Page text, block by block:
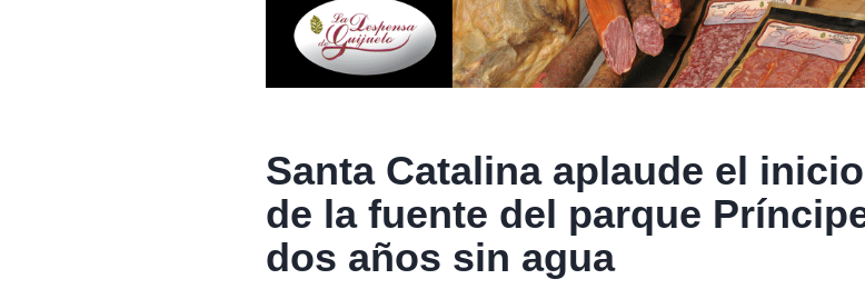
Santa Catalina aplaude el
de la fuente del parque
dos años sin agua